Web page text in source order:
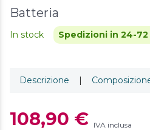
Batteria
In stock Spedizioni in 24-72
Descrizione |
108,90 € IVA inclusa